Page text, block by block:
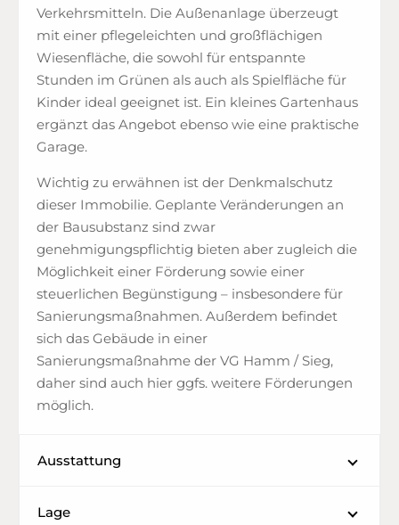
Verkehrsmitteln. Die Außenanlage überzeugt
mit einer pflegeleichten und großflächigen
Wiesenfläche, die sowohl für entspannte
Stunden im Grünen als auch als Spielfläche für
Kinder ideal geeignet ist. Ein kleines Gartenhaus
ergänzt das Angebot ebenso wie eine praktische
Garage.
Wichtig zu erwähnen ist der Denkmalschutz
dieser Immobilie. Geplante Veränderungen an
der Bausubstanz sind zwar
genehmigungspflichtig bieten aber zugleich die
Möglichkeit einer Förderung sowie einer
steuerlichen Begünstigung – insbesondere für
Sanierungsmaßnahmen. Außerdem befindet
sich das Gebäude in einer
Sanierungsmaßnahme der VG Hamm / Sieg,
daher sind auch hier ggfs. weitere Förderungen
möglich.
Ausstattung
Lage